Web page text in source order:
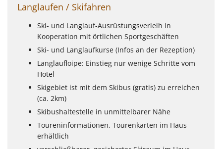
Langlaufen / Skifahren
Ski- und Langlauf-Ausrüstungsverleih in
Kooperation mit örtlichen Sportgeschäften
Ski- und Langlaufkurse (Infos an der Rezeption)
Langlaufloipe: Einstieg nur wenige Schritte vom
Hotel
Skigebiet ist mit dem Skibus (gratis) zu erreichen
(ca. 2km)
Skibushaltestelle in unmittelbarer Nähe
Toureninformationen, Tourenkarten im Haus
erhältlich